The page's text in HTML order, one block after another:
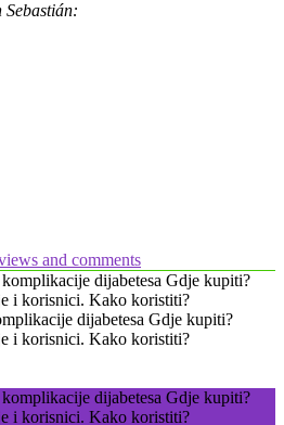
Sebastián:
and comments
dijabetesa Gdje kupiti?
i korisnici. Kako koristiti?